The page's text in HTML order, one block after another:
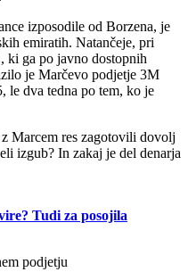
izposodile od Borzena, je
emiratih. Natančeje, pri
ki ga po javno dostopnih
je Marčevo podjetje 3M
le dva tedna po tem, ko je
Marcem res zagotovili dovolj
izgub? In zakaj je del denarja
Tudi za posojila
podjetju